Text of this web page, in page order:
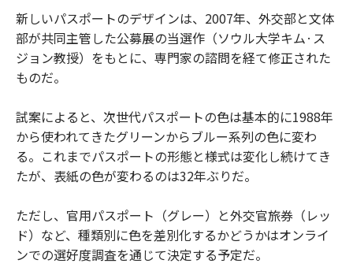
新しいパスポートのデザインは、2007年、外交部と文体
部が共同主管した公募展の当選作（ソウル大学キム·ス
ジョン教授）をもとに、専門家の諮問を経て修正された
ものだ。
試案によると、次世代パスポートの色は基本的に1988年
から使われてきたグリーンからブルー系列の色に変わ
る。これまでパスポートの形態と様式は変化し続けてき
たが、表紙の色が変わるのは32年ぶりだ。
ただし、官用パスポート（グレー）と外交官旅券（レッ
ド）など、種類別に色を差別化するかどうかはオンライ
ンでの選好度調査を通じて決定する予定だ。